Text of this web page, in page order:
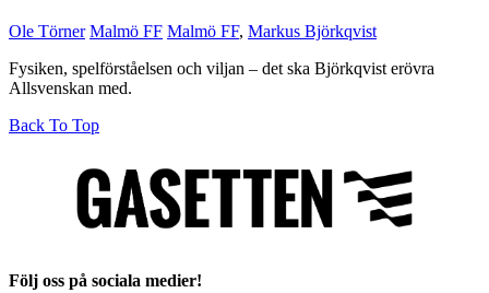
Ole Törner Malmö FF Malmö FF, Markus Björkqvist
Fysiken, spelförståelsen och viljan – det ska Björkqvist erövra
Allsvenskan med.
Back To Top
Följ oss på sociala medier!